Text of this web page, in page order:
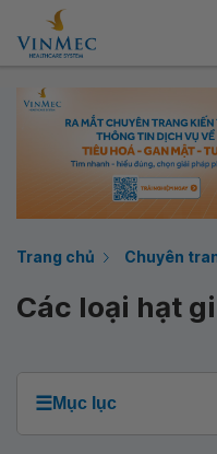
Trang chủ Chuyên
Các loại hạt
☰Mục lục